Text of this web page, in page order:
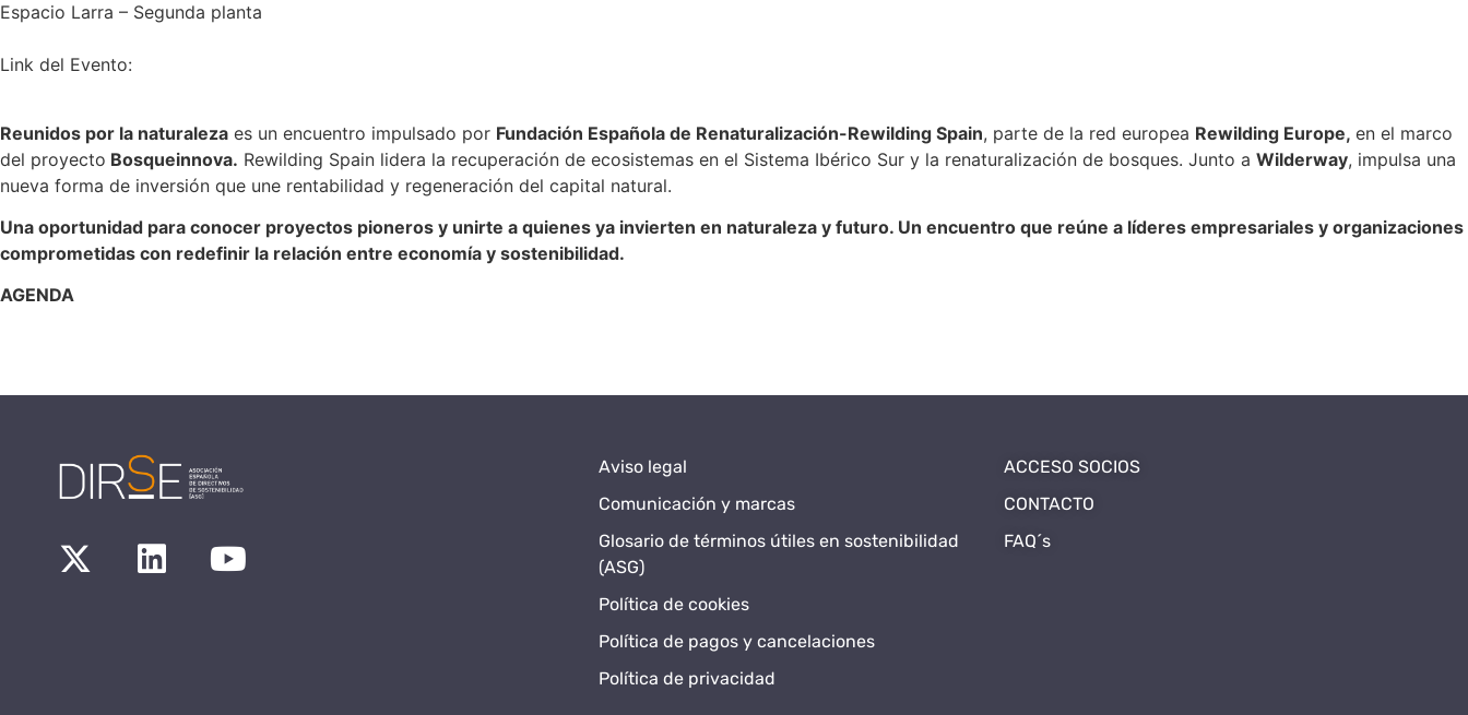
Espacio Larra – Segunda planta
Link del Evento:
Reunidos por la naturaleza es un encuentro impulsado por Fundación Española de Renaturalización-Rewilding Spain, parte de la red europea Rewilding Europe, en el marco
del proyecto Bosqueinnova. Rewilding Spain lidera la recuperación de ecosistemas en el Sistema Ibérico Sur y la renaturalización de bosques. Junto a Wilderway, impulsa una
nueva forma de inversión que une rentabilidad y regeneración del capital natural.
Una oportunidad para conocer proyectos pioneros y unirte a quienes ya invierten en naturaleza y futuro. Un encuentro que reúne a líderes empresariales y organizaciones
comprometidas con redefinir la relación entre economía y sostenibilidad.
AGENDA
Aviso legal
Comunicación y marcas
Glosario de términos útiles en sostenibilidad
(ASG)
Política de cookies
Política de pagos y cancelaciones
Política de privacidad
ACCESO SOCIOS
CONTACTO
FAQ´s